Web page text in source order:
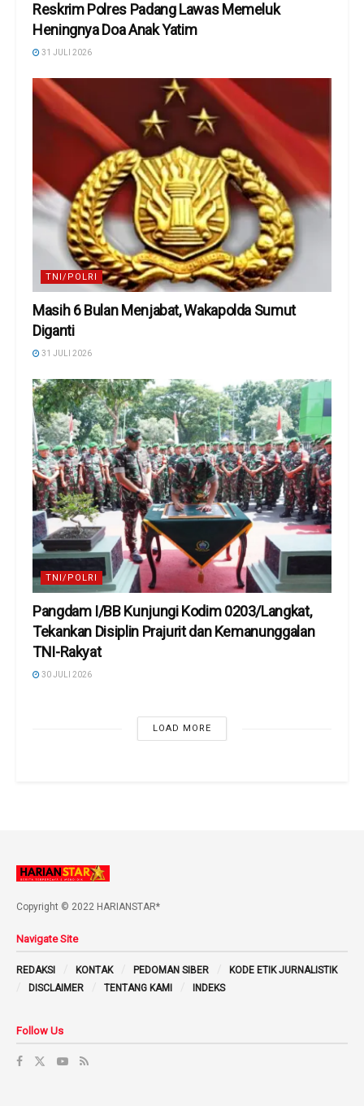
Reskrim Polres Padang Lawas Memeluk
Heningnya Doa Anak Yatim
31 JULI 2026
TNI/POLRI
Masih 6 Bulan Menjabat, Wakapolda Sumut
Diganti
31 JULI 2026
TNI/POLRI
Pangdam I/BB Kunjungi Kodim 0203/Langkat,
Tekankan Disiplin Prajurit dan Kemanunggalan
TNI-Rakyat
30 JULI 2026
LOAD MORE
Copyright © 2022 HARIANSTAR*
Navigate Site
REDAKSI KONTAK PEDOMAN SIBER
KODE ETIK JURNALISTIK
DISCLAIMER
TENTANG KAMI INDEKS
Follow Us